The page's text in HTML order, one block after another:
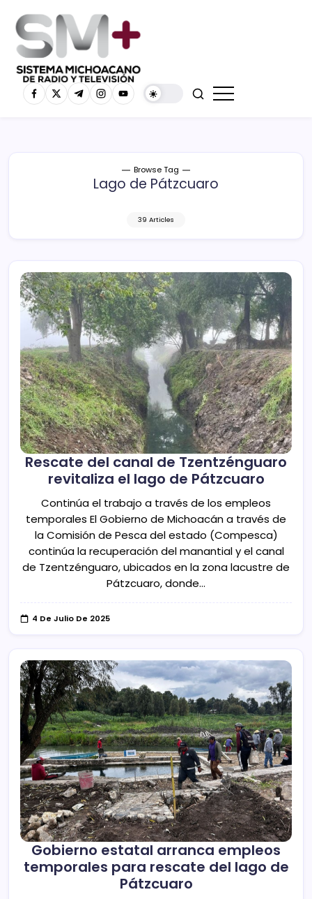
Browse Tag
Lago de Pátzcuaro
39 Articles
Rescate del canal de Tzentzénguaro
revitaliza el lago de Pátzcuaro
Continúa el trabajo a través de los empleos
temporales El Gobierno de Michoacán a través de
la Comisión de Pesca del estado (Compesca)
continúa la recuperación del manantial y el canal
de Tzentzénguaro, ubicados en la zona lacustre de
Pátzcuaro, donde…
4 De Julio De 2025
Gobierno estatal arranca empleos
temporales para rescate del lago de
Pátzcuaro